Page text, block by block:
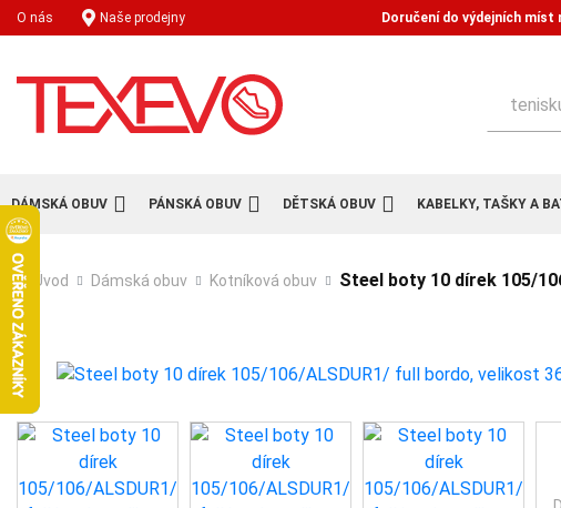
O nás Naše prodejny Doručení do výdejních míst
DÁMSKÁ OBUV PÁNSKÁ OBUV DĚTSKÁ OBUV KABELKY, TAŠKY A
Úvod Dámská obuv Kotníková obuv Steel boty 10 dírek 105/